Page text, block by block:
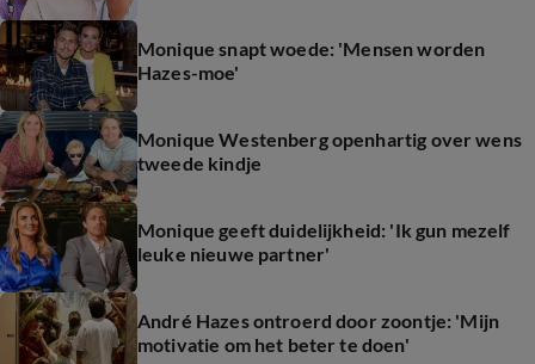
Monique snapt woede: 'Mensen worden
Hazes-moe'
Monique Westenberg openhartig over wens
tweede kindje
Monique geeft duidelijkheid: 'Ik gun mezelf
leuke nieuwe partner'
André Hazes ontroerd door zoontje: 'Mijn
motivatie om het beter te doen'